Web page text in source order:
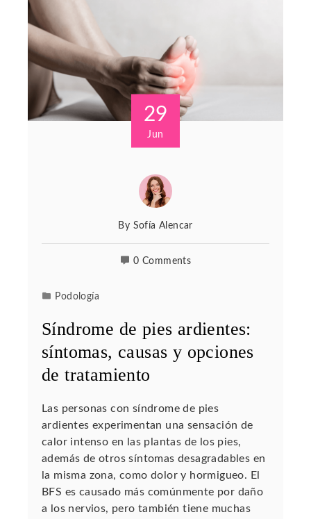
29
Jun
By Sofía Alencar
0 Comments
Podología
Síndrome de pies ardientes:
síntomas, causas y opciones
de tratamiento
Las personas con síndrome de pies
ardientes experimentan una sensación de
calor intenso en las plantas de los pies,
además de otros síntomas desagradables en
la misma zona, como dolor y hormigueo. El
BFS es causado más comúnmente por daño
a los nervios, pero también tiene muchas